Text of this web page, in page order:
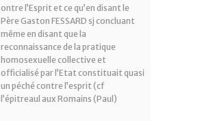
ontre l’Esprit et ce qu’en disant le
Père Gaston FESSARD sj concluant
même en disant que la
reconnaissance de la pratique
homosexuelle collective et
officialisé par l’Etat constituait quasi
un péché contre l’esprit (cf
l’épitreaul aux Romains (Paul)